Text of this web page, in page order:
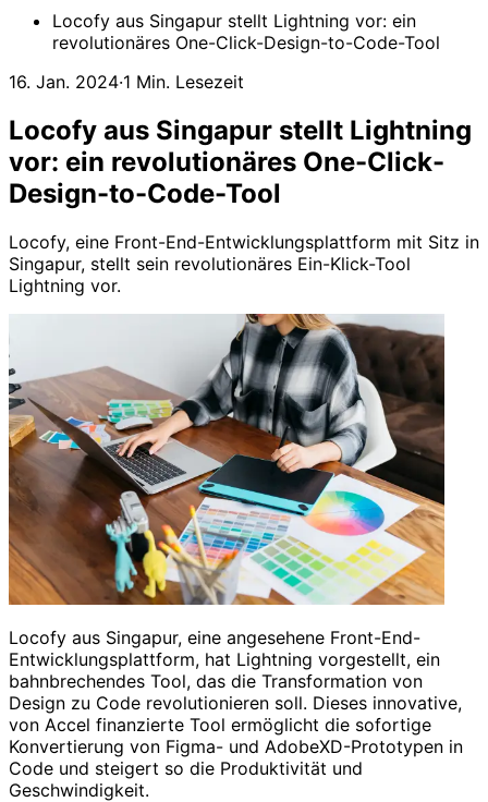
Locofy aus Singapur stellt Lightning vor: ein
revolutionäres One-Click-Design-to-Code-Tool
16. Jan. 2024·1 Min. Lesezeit
Locofy aus Singapur stellt Lightning
vor: ein revolutionäres One-Click-
Design-to-Code-Tool
Locofy, eine Front-End-Entwicklungsplattform mit Sitz in
Singapur, stellt sein revolutionäres Ein-Klick-Tool
Lightning vor.
Locofy aus Singapur, eine angesehene Front-End-
Entwicklungsplattform, hat Lightning vorgestellt, ein
bahnbrechendes Tool, das die Transformation von
Design zu Code revolutionieren soll. Dieses innovative,
von Accel finanzierte Tool ermöglicht die sofortige
Konvertierung von Figma- und AdobeXD-Prototypen in
Code und steigert so die Produktivität und
Geschwindigkeit.